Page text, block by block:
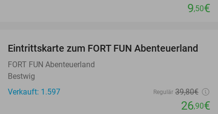
9,50€
32%
Eintrittskarte zum FORT FUN Abenteuerland
FORT FUN Abenteuerland
Bestwig
Verkauft: 1.597
Regulär 39,80€
26,90€